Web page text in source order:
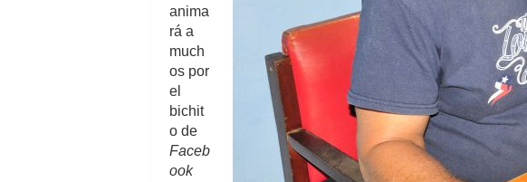
anima
rá a
much
os por
el
bichit
o de
Faceb
ook